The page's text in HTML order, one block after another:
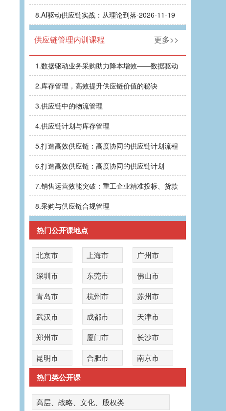
8.AI驱动供应链实战：从理论到落-2026-11-19
供应链管理内训课程 更多>>
1.数据驱动业务采购助力降本增效——数据驱动
2.库存管理，高效提升供应链价值的秘诀
3.供应链中的物流管理
4.供应链计划与库存管理
5.打造高效供应链：高度协同的供应链计划流程
6.打造高效供应链：高度协同的供应链计划
7.销售运营效能突破：重工企业精准投标、货款
8.采购与供应链合规管理
热门公开课地点
北京市 上海市
广州市
深圳市
东莞市
佛山市
青岛市
杭州市
苏州市
武汉市
成都市
天津市
郑州市
厦门市
长沙市
昆明市
合肥市 南京市
热门类公开课
高层、战略、文化、股权类